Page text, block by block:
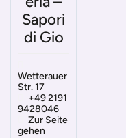
Sapori
di Gio
Wetterauer
Str. 17
+49 2191
9428046
Zur Seite
gehen